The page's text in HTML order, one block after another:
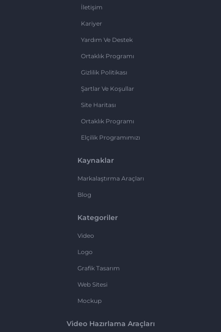
İletişim
Kariyer
Yardım Ve Destek
Ortaklık Programı
Gizlilik Politikası
Şartlar Ve Koşullar
Site Haritası
Ortaklık Programı
Elçilik Programımızı
Kaynaklar
Markalaştırma Araçları
Blog
Kategoriler
Video
Logo
Grafik Tasarım
Web Sitesi
Mockup
Video Hazırlama Araçları